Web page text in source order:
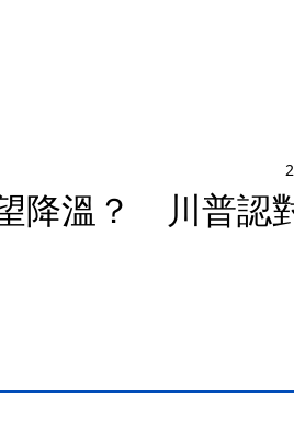
降溫？ 川普認